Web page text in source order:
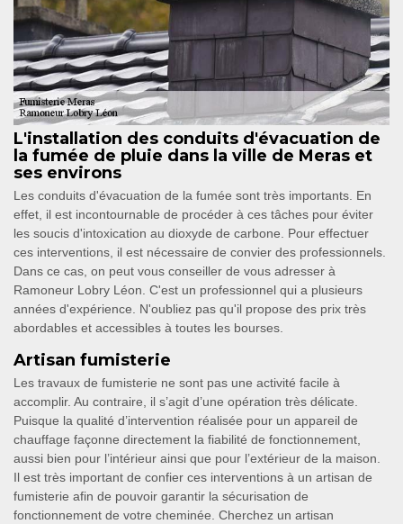
L'installation des conduits d'évacuation de
la fumée de pluie dans la ville de Meras et
ses environs
Les conduits d'évacuation de la fumée sont très importants. En
effet, il est incontournable de procéder à ces tâches pour éviter
les soucis d'intoxication au dioxyde de carbone. Pour effectuer
ces interventions, il est nécessaire de convier des professionnels.
Dans ce cas, on peut vous conseiller de vous adresser à
Ramoneur Lobry Léon. C'est un professionnel qui a plusieurs
années d'expérience. N'oubliez pas qu'il propose des prix très
abordables et accessibles à toutes les bourses.
Artisan fumisterie
Les travaux de fumisterie ne sont pas une activité facile à
accomplir. Au contraire, il s’agit d’une opération très délicate.
Puisque la qualité d’intervention réalisée pour un appareil de
chauffage façonne directement la fiabilité de fonctionnement,
aussi bien pour l’intérieur ainsi que pour l’extérieur de la maison.
Il est très important de confier ces interventions à un artisan de
fumisterie afin de pouvoir garantir la sécurisation de
fonctionnement de votre cheminée. Cherchez un artisan